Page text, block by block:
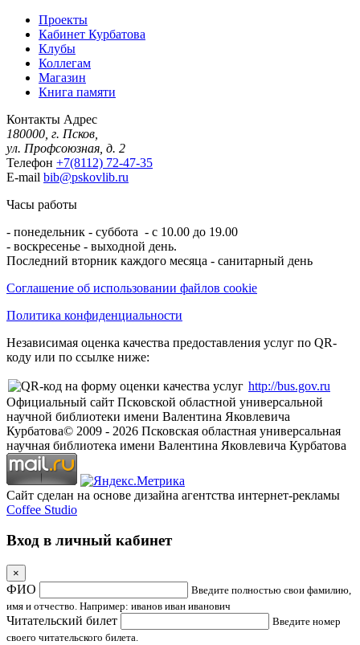
Проекты
Кабинет Курбатова
Клубы
Коллегам
Магазин
Книга памяти
Контакты Адрес
180000, г. Псков,
ул. Профсоюзная, д. 2
Телефон +7(8112) 72-47-35
E-mail bib@pskovlib.ru
Часы работы
- понедельник - суббота - с 10.00 до 19.00
- воскресенье - выходной день.
Последний вторник каждого месяца - санитарный день
Соглашение об использовании файлов cookie
Политика конфиденциальности
Независимая оценка качества предоставления услуг по QR-
коду или по ссылке ниже:
http://bus.gov.ru
Официальный сайт Псковской областной универсальной
научной библиотеки имени Валентина Яковлевича
Курбатова© 2009 - 2026 Псковская областная универсальная
научная библиотека имени Валентина Яковлевича Курбатова
Сайт сделан на основе дизайна агентства интернет-рекламы
Coffee Studio
Вход в личный кабинет
×
ФИО
Введите полностью свои фамилию,
имя и отчество. Например: иванов иван иванович
Читательский билет
Введите номер
своего читательского билета.